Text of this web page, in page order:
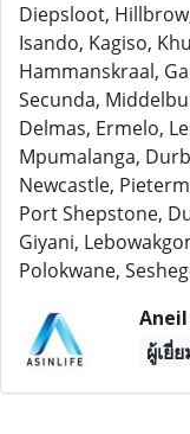
Diepsloot,
Isando, Kagiso,
Hammanskraal,
Secunda,
Delmas, Ermelo,
Mpumalanga,
Newcastle,
Port Shepstone,
Giyani,
Polokwane,
ผู้เยี่